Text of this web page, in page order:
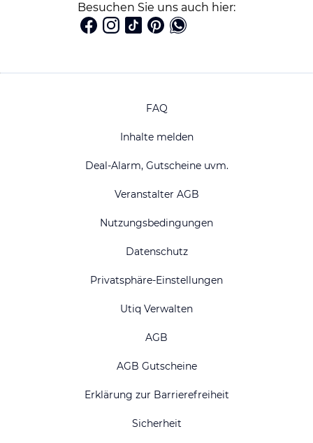
Besuchen Sie uns auch hier:
FAQ
Inhalte melden
Deal-Alarm, Gutscheine uvm.
Veranstalter AGB
Nutzungsbedingungen
Datenschutz
Privatsphäre-Einstellungen
Utiq Verwalten
AGB
AGB Gutscheine
Erklärung zur Barrierefreiheit
Sicherheit